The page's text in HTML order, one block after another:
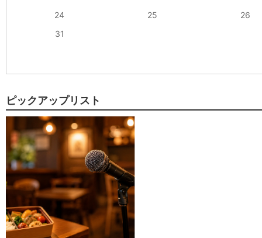
24
25 26
31
ピックアップリスト